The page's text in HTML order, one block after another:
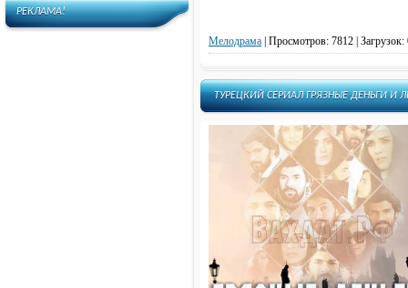
РЕКЛАМА!
Мелодрама Просмотров: 7812 |
ТУРЕЦКИЙ СЕРИАЛ ГРЯЗНЫЕ ДЕНЬГИ И